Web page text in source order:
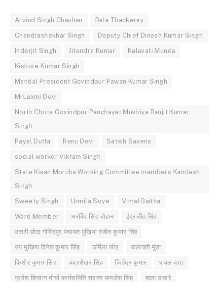
Arvind Singh Chauhan Bala Thackeray
Chandrashekhar Singh Deputy Chief Dinesh Kumar Singh
Inderjit Singh Jitendra Kumar Kalavati Munda
Kishore Kumar Singh
Mandal President Govindpur Pawan Kumar Singh
MrLaxmi Devi
North Chota Govindpur Panchayat Mukhiya Ranjit Kumar
Singh
Payal Dutta Renu Devi Satish Saxena
social worker Vikram Singh
State Kisan Morcha Working Committee members Kamlesh
Singh
Sweety Singh Urmila Soye Vimal Baitha
Ward Member अरविंद सिंह चौहान इंद्रजीत सिंह
उत्तरी छोटा गोविंदपुर पंचायत मुखिया रंजीत कुमार सिंह
उप मुखिया दिनेश कुमार सिंह उर्मिला सोए कलावती मुंडा
किशोर कुमार सिंह चंद्रशेखर सिंह जितेंद्र कुमार पायल दत्ता
प्रदेश किसान मोर्चा कार्यसमिति सदस्य कमलेश सिंह बाला ठाकरे